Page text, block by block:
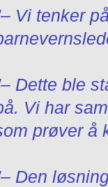
Vi tenker
Dette ble
Vi har
prøver å
Den